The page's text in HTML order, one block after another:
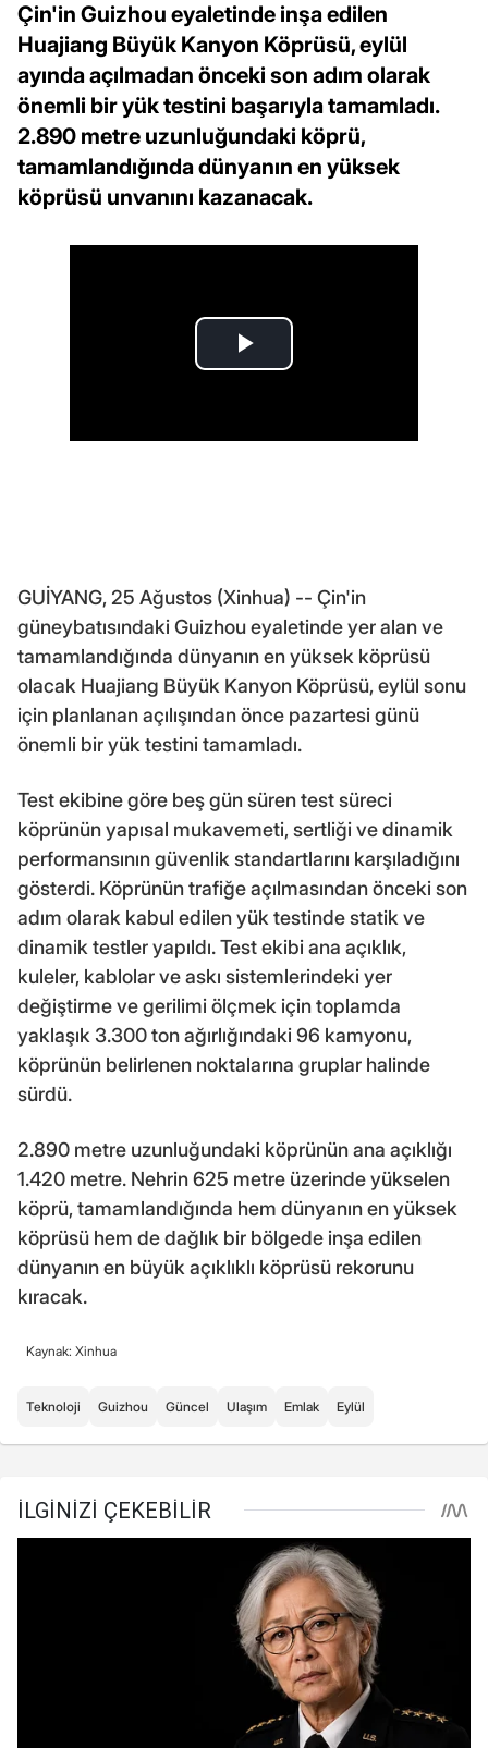
Çin'in Guizhou eyaletinde inşa edilen
Huajiang Büyük Kanyon Köprüsü, eylül
ayında açılmadan önceki son adım olarak
önemli bir yük testini başarıyla tamamladı.
2.890 metre uzunluğundaki köprü,
tamamlandığında dünyanın en yüksek
köprüsü unvanını kazanacak.
GUİYANG, 25 Ağustos (Xinhua) -- Çin'in
güneybatısındaki Guizhou eyaletinde yer alan ve
tamamlandığında dünyanın en yüksek köprüsü
olacak Huajiang Büyük Kanyon Köprüsü, eylül sonu
için planlanan açılışından önce pazartesi günü
önemli bir yük testini tamamladı.
Test ekibine göre beş gün süren test süreci
köprünün yapısal mukavemeti, sertliği ve dinamik
performansının güvenlik standartlarını karşıladığını
gösterdi. Köprünün trafiğe açılmasından önceki son
adım olarak kabul edilen yük testinde statik ve
dinamik testler yapıldı. Test ekibi ana açıklık,
kuleler, kablolar ve askı sistemlerindeki yer
değiştirme ve gerilimi ölçmek için toplamda
yaklaşık 3.300 ton ağırlığındaki 96 kamyonu,
köprünün belirlenen noktalarına gruplar halinde
sürdü.
2.890 metre uzunluğundaki köprünün ana açıklığı
1.420 metre. Nehrin 625 metre üzerinde yükselen
köprü, tamamlandığında hem dünyanın en yüksek
köprüsü hem de dağlık bir bölgede inşa edilen
dünyanın en büyük açıklıklı köprüsü rekorunu
kıracak.
Kaynak: Xinhua
Teknoloji Guizhou Güncel Ulaşım Emlak Eylül